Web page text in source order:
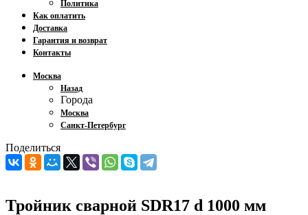
Политика
Как оплатить
Доставка
Гарантия и возврат
Контакты
Москва
Назад
Города
Москва
Санкт-Петербург
Поделиться
Тройник сварной SDR17 d 1000 мм